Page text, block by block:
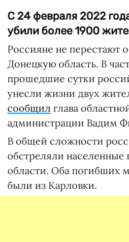
С 24 февраля 2022
убили более 1900
Россияне не перестают
Донецкую область. В
прошедшие сутки
унесли жизни двух
сообщил глава
администрации Вадим
В общей сложности
обстреляли
области. Оба погибших
были из Карловки.